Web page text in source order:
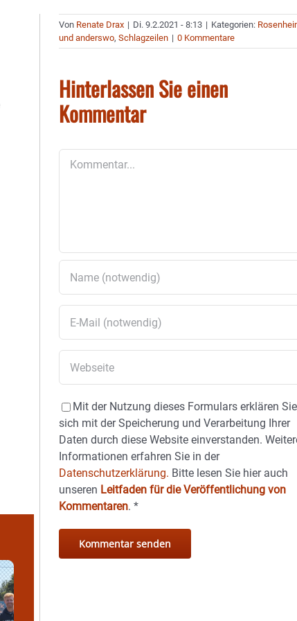
Von Renate Drax | Di. 9.2.2021 - 8:13 | Kategorien:
und anderswo,Schlagzeilen | 0 Kommentare
Hinterlassen Sie einen
Kommentar
Mit der Nutzung dieses Formulars erklären Sie
sich mit der Speicherung und Verarbeitung Ihrer
Daten durch diese Website einverstanden.
Informationen erfahren Sie in der
Datenschutzerklärung. Bitte lesen Sie hier auch
unseren Leitfaden für die Veröffentlichung von
Kommentaren.*